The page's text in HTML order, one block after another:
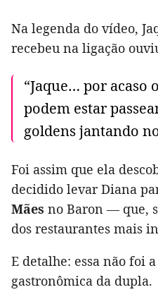
Na legenda do vídeo,
recebeu na ligação
“Jaque… por acaso
podem estar
goldens jantando
Foi assim que ela
decidido levar Diana
Mães no Baron — que,
dos restaurantes mais
E detalhe: essa não foi
gastronômica da dupla.